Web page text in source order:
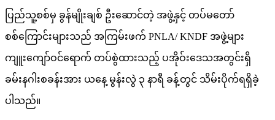
ပြည်သူ့စစ်မှ ခွန်မျိုးချစ် ဦးဆောင်တဲ့ အဖွဲ့နှင့် တပ်မတော်
စစ်ကြောင်းများသည် အကြမ်းဖက် PNLA/ KNDF အဖွဲ့များ
ကျူးကျော်ဝင်ရောက် တပ်စွဲထားသည့် ပအိုဝ်းဒေသအတွင်းရှိ
ခမ်းနဂါးစခန်းအား ယနေ့ မွန်းလွဲ ၃ နာရီ ခန့်တွင် သိမ်းပိုက်ရရှိခဲ့
ပါသည်။